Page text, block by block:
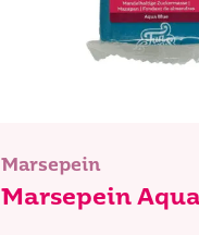
Marsepein
Marsepein